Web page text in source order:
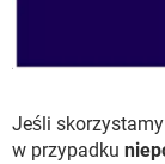
Jeśli
w przypadku